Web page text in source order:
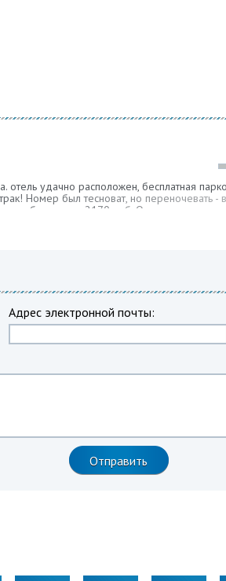
удачно расположен, бесплатная
Номер был тесноват, но переночевать -
обошелся в 2170 руб. Очень приемлемо.
Адрес электронной почты: